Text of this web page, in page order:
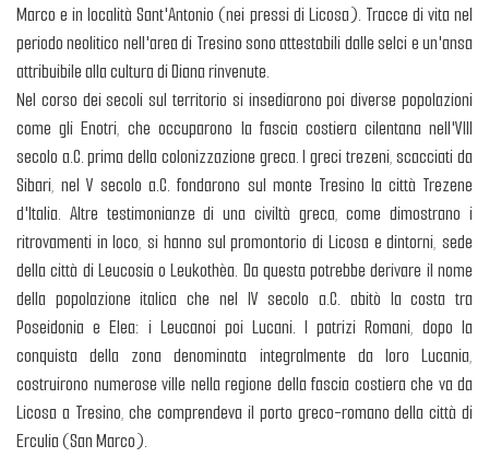
Marco e in località Sant'Antonio (nei pressi di Licosa). Tracce di vita nel
periodo neolitico nell'area di Tresino sono attestabili dalle selci e un'ansa
attribuibile alla cultura di Diana rinvenute.
Nel corso dei secoli sul territorio si insediarono poi diverse popolazioni
come gli Enotri, che occuparono la fascia costiera cilentana nell'VIII
secolo a.C. prima della colonizzazione greca. I greci trezeni, scacciati da
Sibari, nel V secolo a.C. fondarono sul monte Tresino la città Trezene
d'Italia. Altre testimonianze di una civiltà greca, come dimostrano i
ritrovamenti in loco, si hanno sul promontorio di Licosa e dintorni, sede
della città di Leucosia o Leukothèa. Da questa potrebbe derivare il nome
della popolazione italica che nel IV secolo a.C. abitò la costa tra
Poseidonia e Elea: i Leucanoi poi Lucani. I patrizi Romani, dopo la
conquista della zona denominata integralmente da loro Lucania,
costruirono numerose ville nella regione della fascia costiera che va da
Licosa a Tresino, che comprendeva il porto greco-romano della città di
Erculia (San Marco).